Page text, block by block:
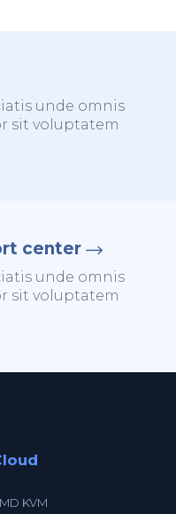
unde omnis
sit voluptatem
center
unde omnis
sit voluptatem
KVM